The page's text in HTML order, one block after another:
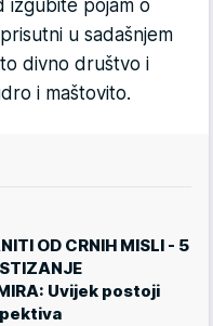
izgubite pojam o
u sadašnjem
divno društvo i
i maštovito.
OD CRNIH MISLI - 5
Uvijek postoji